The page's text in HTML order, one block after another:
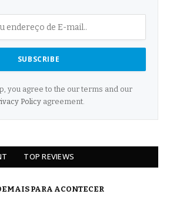
you agree to the our terms and our
Policyagreement.
TOP REVIEWS
PARA ACONTECER